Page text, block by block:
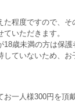
た程度ですので、
いただきます。
18歳未満の方は保
していないため、
一人様300円を頂